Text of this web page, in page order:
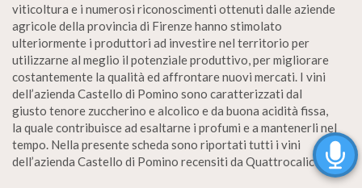
viticoltura e i numerosi riconoscimenti ottenuti dalle aziende
agricole della provincia di Firenze hanno stimolato
ulteriormente i produttori ad investire nel territorio per
utilizzarne al meglio il potenziale produttivo, per migliorare
costantemente la qualità ed affrontare nuovi mercati. I vini
dell’azienda Castello di Pomino sono caratterizzati dal
giusto tenore zuccherino e alcolico e da buona acidità fissa,
la quale contribuisce ad esaltarne i profumi e a mantenerli nel
tempo. Nella presente scheda sono riportati tutti i vini
dell’azienda Castello di Pomino recensiti da Quattrocalici.